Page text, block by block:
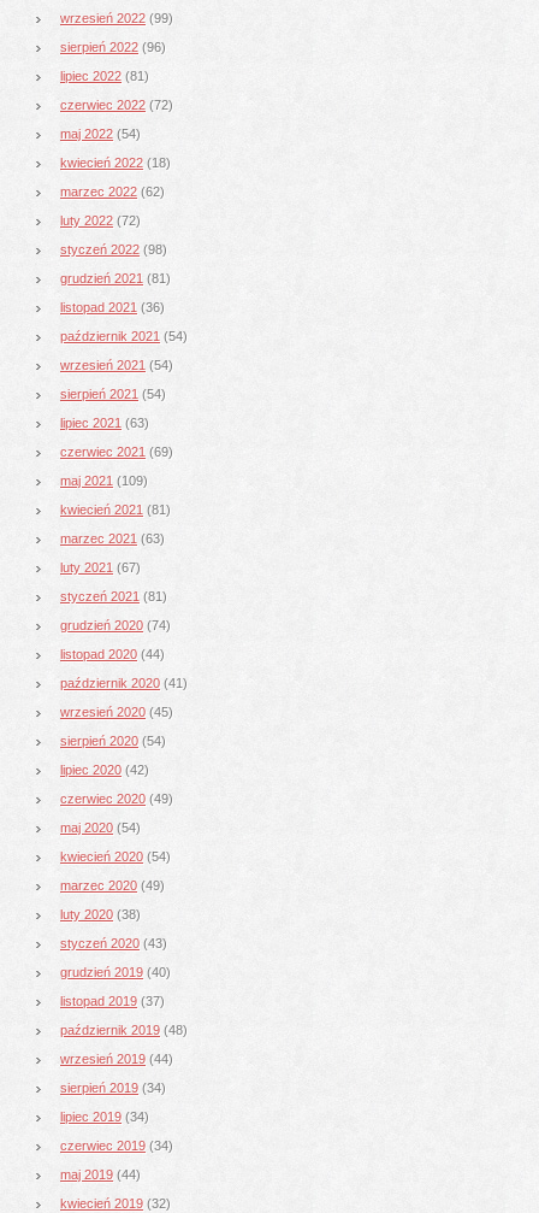
wrzesień 2022 (99)
sierpień 2022 (96)
lipiec 2022 (81)
czerwiec 2022 (72)
maj 2022 (54)
kwiecień 2022 (18)
marzec 2022 (62)
luty 2022 (72)
styczeń 2022 (98)
grudzień 2021 (81)
listopad 2021 (36)
październik 2021 (54)
wrzesień 2021 (54)
sierpień 2021 (54)
lipiec 2021 (63)
czerwiec 2021 (69)
maj 2021 (109)
kwiecień 2021 (81)
marzec 2021 (63)
luty 2021 (67)
styczeń 2021 (81)
grudzień 2020 (74)
listopad 2020 (44)
październik 2020 (41)
wrzesień 2020 (45)
sierpień 2020 (54)
lipiec 2020 (42)
czerwiec 2020 (49)
maj 2020 (54)
kwiecień 2020 (54)
marzec 2020 (49)
luty 2020 (38)
styczeń 2020 (43)
grudzień 2019 (40)
listopad 2019 (37)
październik 2019 (48)
wrzesień 2019 (44)
sierpień 2019 (34)
lipiec 2019 (34)
czerwiec 2019 (34)
maj 2019 (44)
kwiecień 2019 (32)